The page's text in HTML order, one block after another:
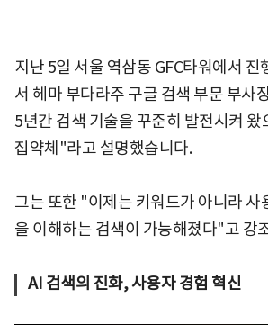
지난 5일 서울 역삼동 GFC타워에서 진
서 헤마 부다라주 구글 검색 부문 부사
5년간 검색 기술을 꾸준히 발전시켜 왔
집약체"라고 설명했습니다.
그는 또한 "이제는 키워드가 아니라 사
을 이해하는 검색이 가능해졌다"고 강
AI 검색의 진화, 사용자 경험 혁신